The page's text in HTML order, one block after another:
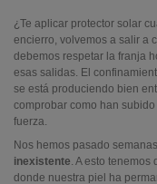
¿Te aplicar protector solar
encierro, volvemos a salir a
debemos respetar la franja
esas salidas. El
se está produciendo bien
comprobar como han
fuerza.
Nos hemos pasado
inexistente. A esto
donde nuestra piel ha